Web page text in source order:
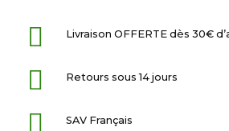
Livraison OFFERTE dès 30€
Retours sous 14 jours
SAV Français